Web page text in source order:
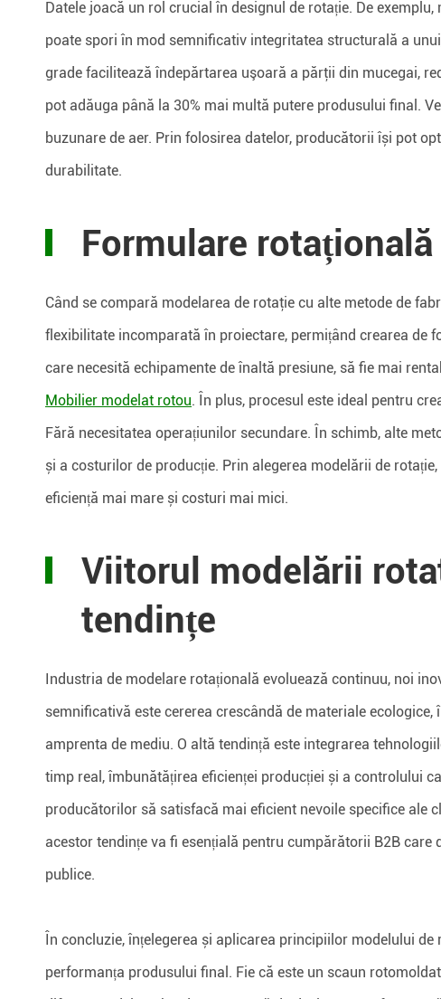
Datele joacă un rol crucial în designul de rotație. De
poate spori în mod semnificativ integritatea structurală a unui
grade facilitează îndepărtarea uşoară a părţii din mucegai,
pot adăuga până la 30% mai multă putere produsului final.
buzunare de aer. Prin folosirea datelor, producătorii își pot
durabilitate.
Formulare
Când se compară modelarea de rotaţie cu alte metode de
flexibilitate incomparată în proiectare, permițând crearea de
care necesită echipamente de înaltă presiune, să fie mai
Mobilier modelat rotou. În plus, procesul este ideal pentru
Fără necesitatea operațiunilor secundare. În schimb, alte
și a costurilor de producție. Prin alegerea modelării de
eficiență mai mare și costuri mai mici.
Viitorul modelării
tendințe
Industria de modelare rotațională evoluează continuu, noi
semnificativă este cererea crescândă de materiale
amprenta de mediu. O altă tendință este integrarea
timp real, îmbunătățirea eficienței producției și a controlului
producătorilor să satisfacă mai eficient nevoile specifice ale
acestor tendințe va fi esențială pentru cumpărătorii B2B
publice.
În concluzie, înțelegerea și aplicarea principiilor modelului
performanța produsului final. Fie că este un scaun